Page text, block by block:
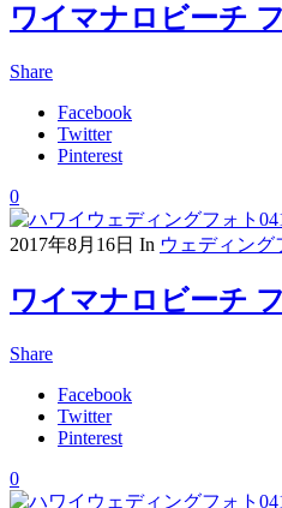
ワイマナロビーチ
Share
Facebook
Twitter
Pinterest
0
2017年8月16日 In ウェディング
ワイマナロビーチ
Share
Facebook
Twitter
Pinterest
0